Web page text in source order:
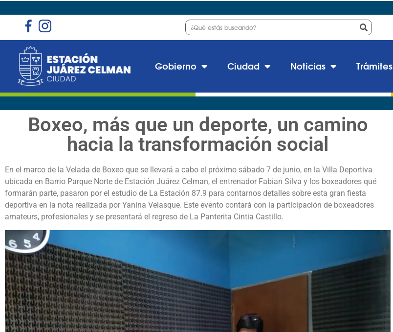
Gobierno Ciudad Noticias Trámites
Boxeo, más que un deporte, un camino
hacia la transformación social
En el marco de la Velada de Boxeo que se llevará a cabo el próximo sábado 7 de junio, en la Villa Deportiva
ubicada en Barrio Parque Norte de Estación Juárez Celman, el entrenador Fabian Silva y los boxeadores qué
formarán parte, pasaron por el estudio de La Estación 87.9 para contarnos detalles sobre esta gran fiesta
deportiva en la nota realizada por Yanina Velasque. Este evento contará con la participación de boxeadores
amateurs, profesionales y se presentará el regreso de La Panterita Cintia Castillo.